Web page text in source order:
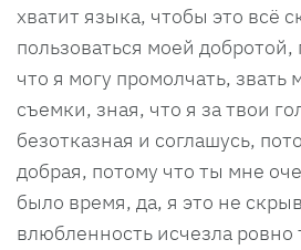
хватит языка, чтобы это всё
пользоваться моей добротой,
что я могу промолчать, звать
съемки, зная, что я за твои
безотказная и соглашусь,
добрая, потому что ты мне
было время, да, я это не
влюбленность исчезла ровно